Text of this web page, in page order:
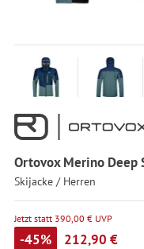
Ortovox Merino Deep
Skijacke / Herren
Jetzt statt 390,00 € UVP
-45% 212,90 €